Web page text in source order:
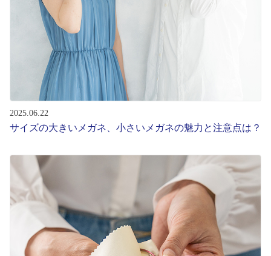
2025.06.22
サイズの大きいメガネ、小さいメガネの魅力と注意点は？